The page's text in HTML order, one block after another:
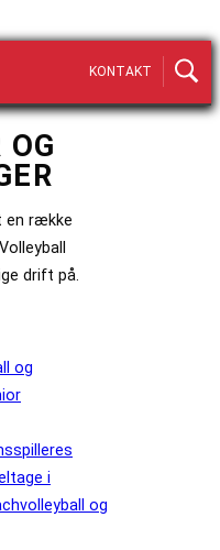
KONTAKT
en række
drift på.
og
i
og